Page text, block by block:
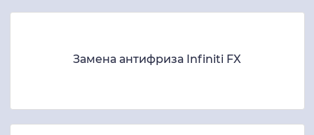
Замена антифриза Infiniti FX